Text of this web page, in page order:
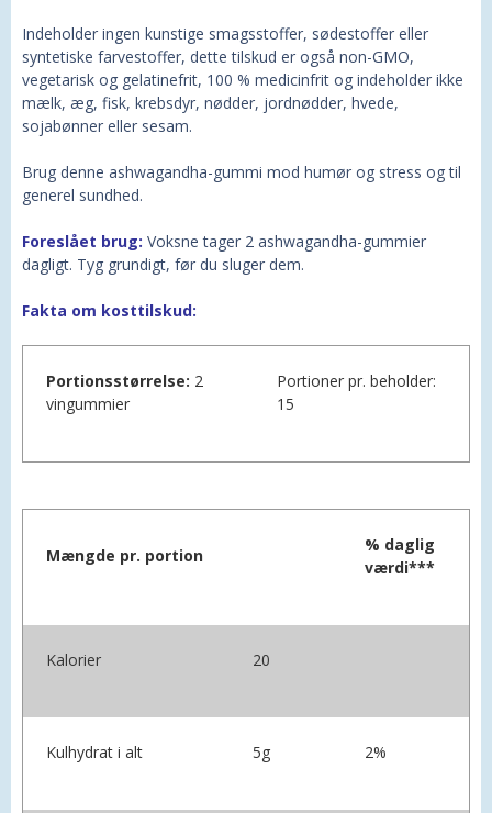
Indeholder ingen kunstige smagsstoffer, sødestoffer eller
syntetiske farvestoffer, dette tilskud er også non-GMO,
vegetarisk og gelatinefrit, 100 % medicinfrit og indeholder ikke
mælk, æg, fisk, krebsdyr, nødder, jordnødder, hvede,
sojabønner eller sesam.
Brug denne ashwagandha-gummi mod humør og stress og til
generel sundhed.
Foreslået brug: Voksne tager 2 ashwagandha-gummier
dagligt. Tyg grundigt, før du sluger dem.
Fakta om kosttilskud:
Portionsstørrelse: 2
vingummier
Portioner pr. beholder:
15
Mængde pr. portion
% daglig
værdi***
Kalorier 20
Kulhydrat i alt 5g 2%